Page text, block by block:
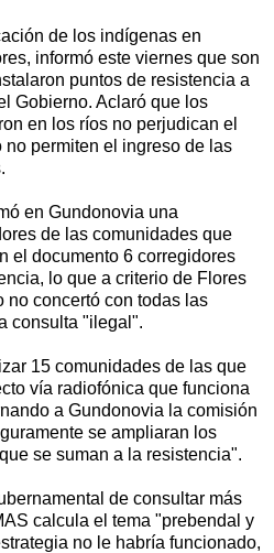
de los indígenas en
informó este viernes que son
puntos de resistencia a
Gobierno. Aclaró que los
en los ríos no perjudican el
permiten el ingreso de las
en Gundonovia una
de las comunidades que
el documento 6 corregidores
lo que a criterio de Flores
no concertó con todas las
consulta "ilegal".
15 comunidades de las que
vía radiofónica que funciona
a Gundonovia la comisión
se ampliaran los
se suman a la resistencia".
de consultar más
calcula el tema "prebendal y
no le habría funcionado,